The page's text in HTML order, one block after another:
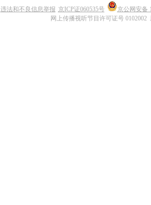
违法和不良信息举报 京ICP证060535号
京公网安备
网上传播视听节目许可证号 0102002